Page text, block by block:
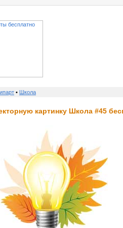
• Школа
картинку Школа #45